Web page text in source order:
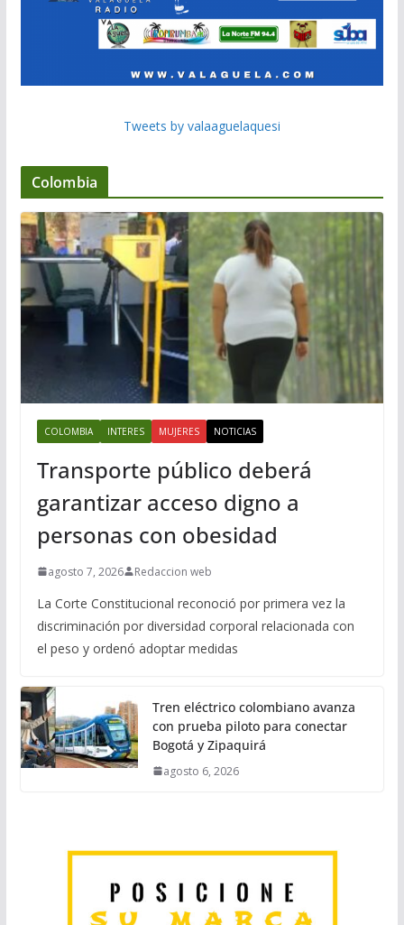
Tweets by valaaguelaquesi
Colombia
COLOMBIA INTERES MUJERES NOTICIAS
Transporte público deberá
garantizar acceso digno a
personas con obesidad
agosto 7, 2026 Redaccion web
La Corte Constitucional reconoció por primera vez la
discriminación por diversidad corporal relacionada con
el peso y ordenó adoptar medidas
Tren eléctrico colombiano avanza
con prueba piloto para conectar
Bogotá y Zipaquirá
agosto 6, 2026